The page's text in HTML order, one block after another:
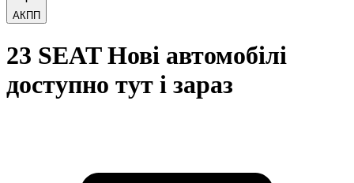
АКПП
23 SEAT Нові автомобілі
доступно тут і зараз